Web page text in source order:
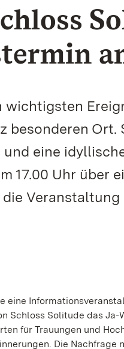
besonderen
eine
17.00 Uhr über
eine
Schloss Solitude das
für Trauungen und
Die